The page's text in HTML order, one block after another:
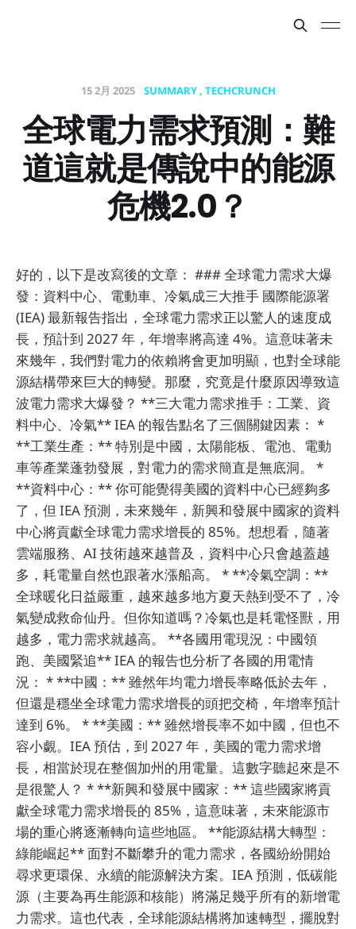
15 2月 2025 SUMMARY TECHCRUNCH
全球電力需求預測：難
道這就是傳說中的能源
危機2.0？
好的，以下是改寫後的文章： ### 全球電力需求大爆
發：資料中心、電動車、冷氣成三大推手 國際能源署
(IEA) 最新報告指出，全球電力需求正以驚人的速度成
長，預計到 2027 年，年增率將高達 4%。這意味著未
來幾年，我們對電力的依賴將會更加明顯，也對全球能
源結構帶來巨大的轉變。那麼，究竟是什麼原因導致這
波電力需求大爆發？ **三大電力需求推手：工業、資
料中心、冷氣** IEA 的報告點名了三個關鍵因素： *
**工業生產：** 特別是中國，太陽能板、電池、電動
車等產業蓬勃發展，對電力的需求簡直是無底洞。 *
**資料中心：** 你可能覺得美國的資料中心已經夠多
了，但 IEA 預測，未來幾年，新興和發展中國家的資料
中心將貢獻全球電力需求增長的 85%。想想看，隨著
雲端服務、AI 技術越來越普及，資料中心只會越蓋越
多，耗電量自然也跟著水漲船高。 * **冷氣空調：**
全球暖化日益嚴重，越來越多地方夏天熱到受不了，冷
氣變成救命仙丹。但你知道嗎？冷氣也是耗電怪獸，用
越多，電力需求就越高。 **各國用電現況：中國領
跑、美國緊追** IEA 的報告也分析了各國的用電情
況： * **中國：** 雖然年均電力增長率略低於去年，
但還是穩坐全球電力需求增長的頭把交椅，年增率預計
達到 6%。 * **美國：** 雖然增長率不如中國，但也不
容小覷。IEA 預估，到 2027 年，美國的電力需求增
長，相當於現在整個加州的用電量。這數字聽起來是不
是很驚人？ * **新興和發展中國家：** 這些國家將貢
獻全球電力需求增長的 85%，這意味著，未來能源市
場的重心將逐漸轉向這些地區。 **能源結構大轉型：
綠能崛起** 面對不斷攀升的電力需求，各國紛紛開始
尋求更環保、永續的能源解決方案。IEA 預測，低碳能
源（主要為再生能源和核能）將滿足幾乎所有的新增電
力需求。這也代表，全球能源結構將加速轉型，擺脫對